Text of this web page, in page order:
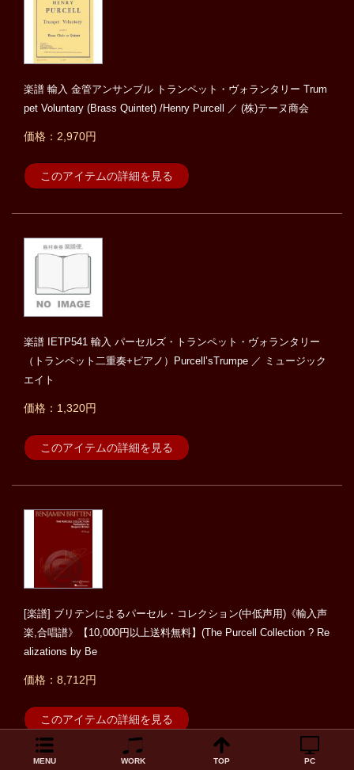
楽譜 輸入 金管アンサンブル トランペット・ヴォランタリー Trum
pet Voluntary (Brass Quintet) /Henry Purcell ／ (株)テーヌ商会
価格：2,970円
このアイテムの詳細を見る
楽譜 IETP541 輸入 パーセルズ・トランペット・ヴォランタリー
（トランペット二重奏+ピアノ）Purcell’sTrumpe ／ ミュージック
エイト
価格：1,320円
このアイテムの詳細を見る
[楽譜] ブリテンによるパーセル・コレクション(中低声用)《輸入声
楽,合唱譜》【10,000円以上送料無料】(The Purcell Collection ? Re
alizations by Be
価格：8,712円
このアイテムの詳細を見る
MENU WORK TOP PC